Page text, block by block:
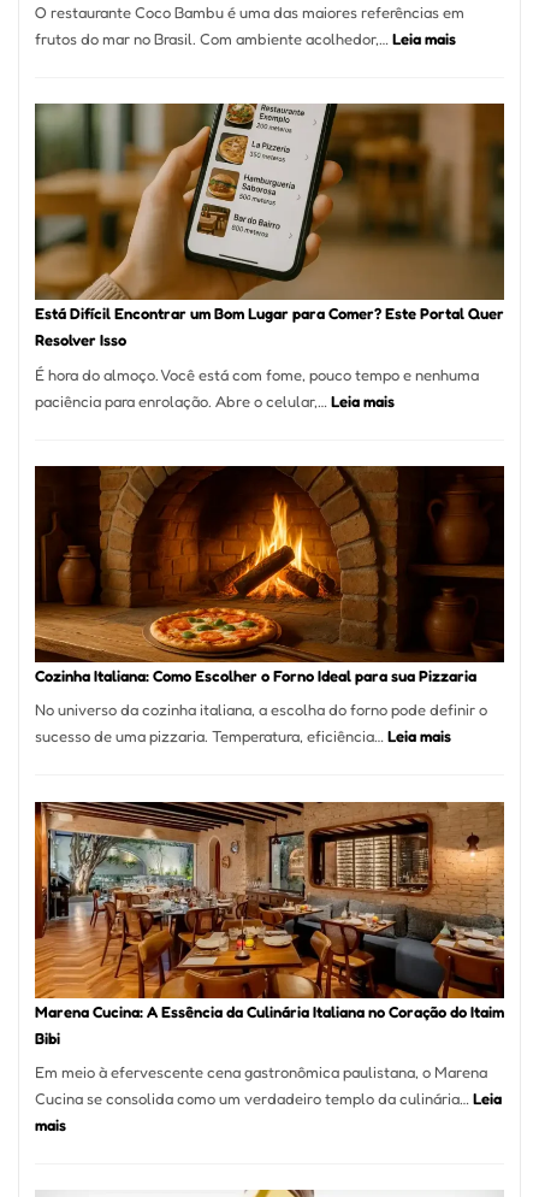
Alta
Gastronomia
O restaurante Coco Bambu é uma das maiores referências em
frutos do mar no Brasil. Com ambiente acolhedor,… Leia mais:
encontrar
reservar
Paulo
Está Difícil Encontrar um Bom Lugar para Comer? Este Portal Quer
Resolver Isso
É hora do almoço. Você está com fome, pouco tempo e nenhuma
paciência para enrolação. Abre o celular,… Leia mais:
Encontrar
um
Bom
Lugar
para
Comer?
Este
Portal
Resolver
Isso
Cozinha Italiana: Como Escolher o Forno Ideal para sua Pizzaria
No universo da cozinha italiana, a escolha do forno pode definir o
sucesso de uma pizzaria. Temperatura, eficiência…Leia mais:
Como
Escolher
o
Forno
Ideal
para
sua
Pizzaria
Marena Cucina: A Essência da Culinária Italiana no Coração do Itaim
Bibi
Em meio à efervescente cena gastronômica paulistana, o Marena
Cucina se consolida como um verdadeiro templo da culinária… Leia
mais: